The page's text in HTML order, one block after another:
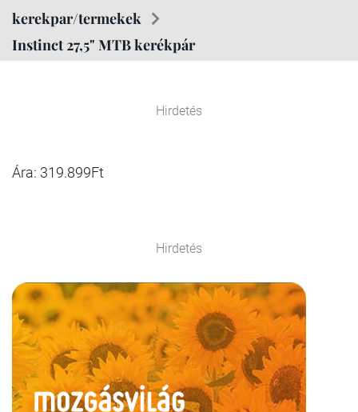
kerekpar/termekek
Instinct 27,5" MTB kerékpár
Hirdetés
Ára: 319.899Ft
Hirdetés